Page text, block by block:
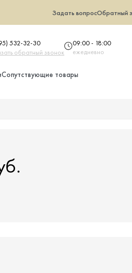
Задать вопросОбратный
532-32-30
обратный звонок
09:00 - 18:00
ежедневно
Сопутствующие товары